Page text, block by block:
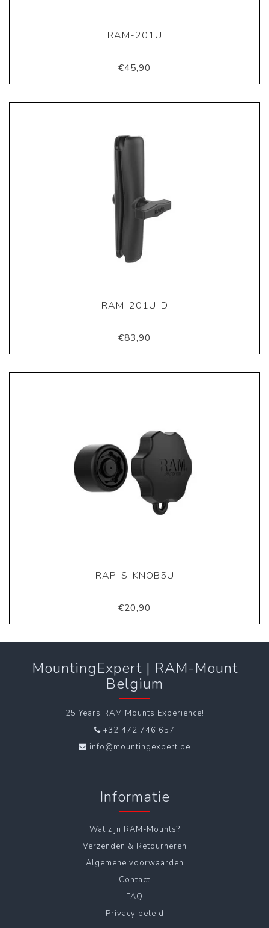
RAM-201U
€45,90
RAM-201U-D
€83,90
RAP-S-KNOB5U
€20,90
MountingExpert | RAM-Mount
Belgium
25 Years RAM Mounts Experience!
+32 472 746 657
info@mountingexpert.be
Informatie
Wat zijn RAM-Mounts?
Verzenden & Retourneren
Algemene voorwaarden
Contact
FAQ
Privacy beleid